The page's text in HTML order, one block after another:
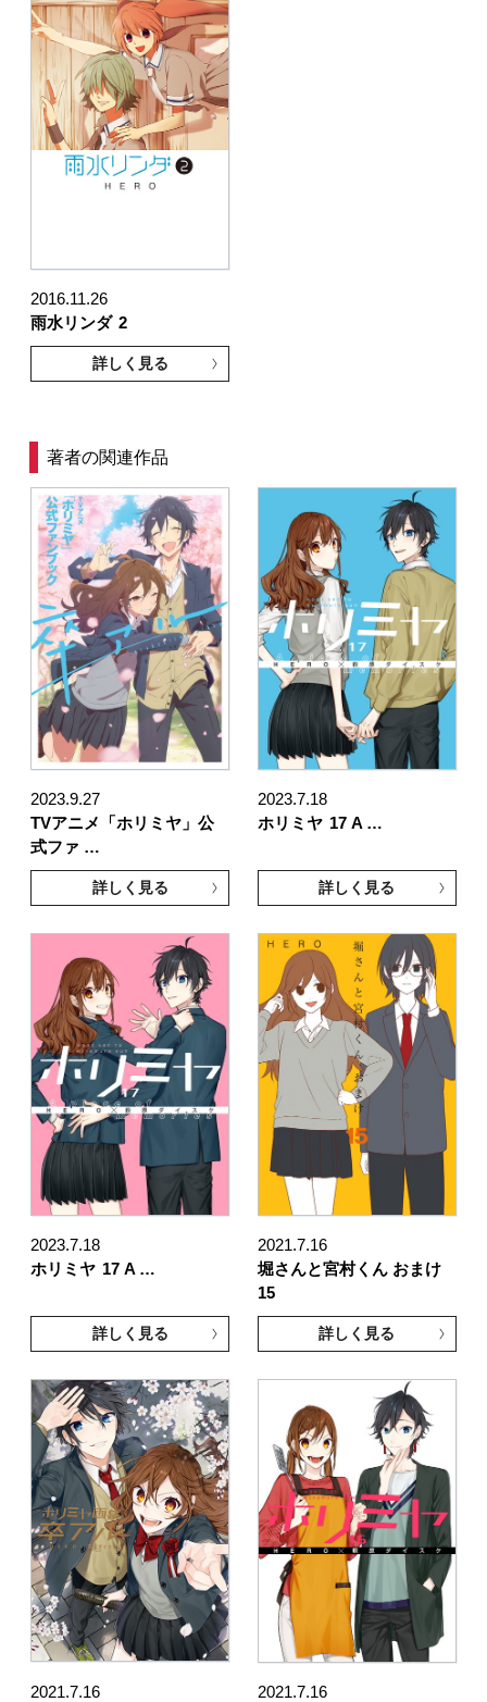
2016.11.26
雨水リンダ 2
詳しく見る
著者の関連作品
2023.9.27
TVアニメ「ホリミヤ」公
式ファ …
詳しく見る
2023.7.18
ホリミヤ 17 A …
詳しく見る
2023.7.18
ホリミヤ 17 A …
詳しく見る
2021.7.16
堀さんと宮村くん おまけ
15
詳しく見る
2021.7.16 2021.7.16